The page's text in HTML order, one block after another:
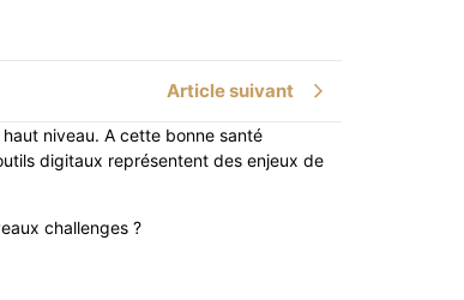
Article suivant
niveau. A cette bonne santé
digitaux représentent des enjeux de
challenges ?